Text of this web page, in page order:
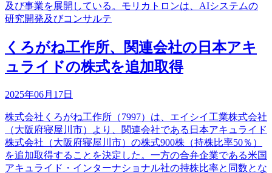
及び事業を展開している。モリカトロンは、AIシステムの
研究開発及びコンサルテ
くろがね工作所、関連会社の日本アキ
ュライドの株式を追加取得
2025年06月17日
株式会社くろがね工作所（7997）は、エイシイ工業株式会社
（大阪府寝屋川市）より、関連会社である日本アキュライド
株式会社（大阪府寝屋川市）の株式900株（持株比率50％）
を追加取得することを決定した。一方の合弁企業である米国
アキュライド・インターナショナル社の持株比率と同数とな